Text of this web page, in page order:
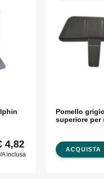
4,82
inclusa
Pomello
superiore per
ACQUISTA